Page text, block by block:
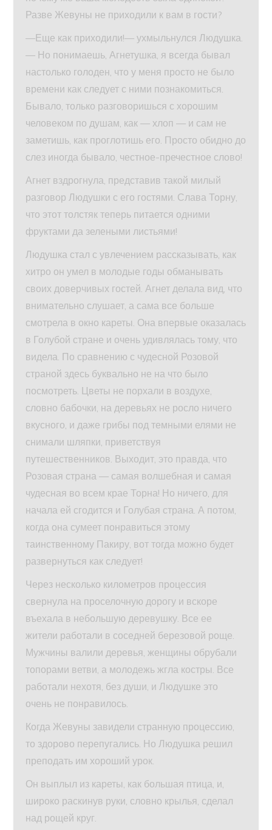
Разве Жевуны не приходили к вам в гости?
—Еще как приходили!— ухмыльнулся Людушка.
— Но понимаешь, Агнетушка, я всегда бывал
настолько голоден, что у меня просто не было
времени как следует с ними познакомиться.
Бывало, только разговоришься с хорошим
человеком по душам, как — хлоп — и сам не
заметишь, как проглотишь его. Просто обидно до
слез иногда бывало, честное-пречестное слово!
Агнет вздрогнула, представив такой милый
разговор Людушки с его гостями. Слава Торну,
что этот толстяк теперь питается одними
фруктами да зелеными листьями!
Людушка стал с увлечением рассказывать, как
хитро он умел в молодые годы обманывать
своих доверчивых гостей. Агнет делала вид, что
внимательно слушает, а сама все больше
смотрела в окно кареты. Она впервые оказалась
в Голубой стране и очень удивлялась тому, что
видела. По сравнению с чудесной Розовой
страной здесь буквально не на что было
посмотреть. Цветы не порхали в воздухе,
словно бабочки, на деревьях не росло ничего
вкусного, и даже грибы под темными елями не
снимали шляпки, приветствуя
путешественников. Выходит, это правда, что
Розовая страна — самая волшебная и самая
чудесная во всем крае Торна! Но ничего, для
начала ей сгодится и Голубая страна. А потом,
когда она сумеет понравиться этому
таинственному Пакиру, вот тогда можно будет
развернуться как следует!
Через несколько километров процессия
свернула на проселочную дорогу и вскоре
въехала в небольшую деревушку. Все ее
жители работали в соседней березовой роще.
Мужчины валили деревья, женщины обрубали
топорами ветви, а молодежь жгла костры. Все
работали нехотя, без души, и Людушке это
очень не понравилось.
Когда Жевуны завидели странную процессию,
то здорово перепугались. Но Людушка решил
преподать им хороший урок.
Он выплыл из кареты, как большая птица, и,
широко раскинув руки, словно крылья, сделал
над рощей круг.